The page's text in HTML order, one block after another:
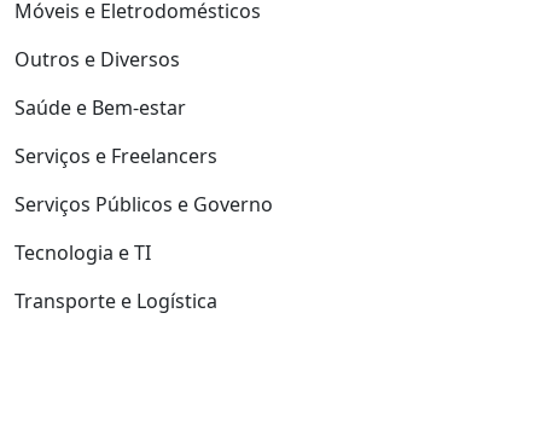
Móveis e Eletrodomésticos
Outros e Diversos
Saúde e Bem-estar
Serviços e Freelancers
Serviços Públicos e Governo
Tecnologia e TI
Transporte e Logística